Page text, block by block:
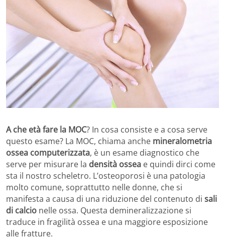
A che età fare la MOC? In cosa consiste e a cosa serve
questo esame? La MOC, chiama anche mineralometria
ossea computerizzata, è un esame diagnostico che
serve per misurare la densità ossea e quindi dirci come
sta il nostro scheletro. L’osteoporosi è una patologia
molto comune, soprattutto nelle donne, che si
manifesta a causa di una riduzione del contenuto di sali
di calcio nelle ossa. Questa demineralizzazione si
traduce in fragilità ossea e una maggiore esposizione
alle fratture.